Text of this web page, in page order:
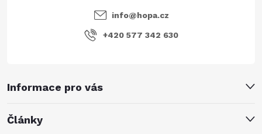
Informace pro vás
Články
info@hopa.cz
+420 577 342 630